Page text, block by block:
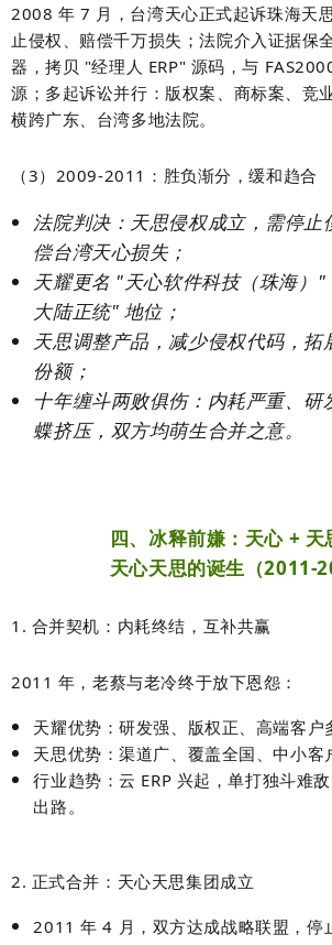
2008 年 7 月， 台湾天心正式起诉珠海天
止侵权、赔偿千万损失；法院介入证据保
器，拷贝 "经理人 ERP" 源码，与
源 ；多起诉讼并行：版权案、商标案、竞
横跨广东、台湾多地法院。
（3）2009-2011：胜负渐分，缓和趋合
法院判决： 天思侵权成立，需停止
偿台湾天心损失；
天耀更名 "天心软件科技（珠海）
大陆正统" 地位；
天思调整产品，减少侵权代码，
份额；
十年缠斗两败俱伤：内耗严重、研
蝶挤压，双方均萌生合并之意。
四、冰释前嫌：天心 + 天
天心天思的诞生（2011-
1. 合并契机：内耗终结，互补共赢
2011 年，老蔡与老冷终于放下恩怨：
天耀优势：研发强、版权正、高端客户
天思优势：渠道广、覆盖全国、中小客
行业趋势：云 ERP 兴起，单打独斗难
出路。
2. 正式合并：天心天思集团成立
2011 年 4 月，双方达成战略联盟 ，停